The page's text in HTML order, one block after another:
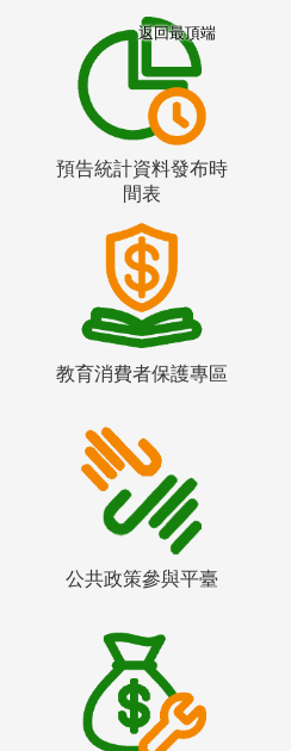
預告統計資料發布時
間表
教育消費者保護專區
公共政策參與平臺
返回最頂端